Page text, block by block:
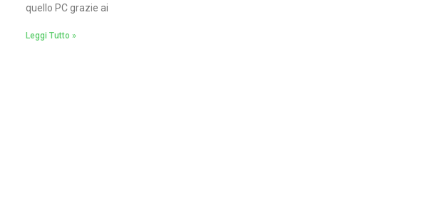
quello PC grazie ai
Leggi Tutto »